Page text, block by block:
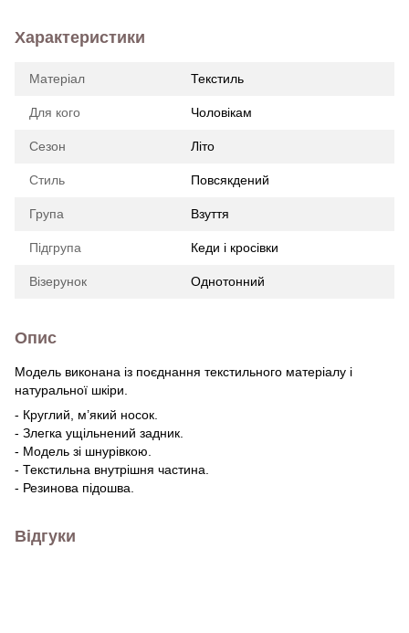
Характеристики
Матеріал Текстиль
Для кого Чоловікам
Сезон Літо
Стиль Повсякдений
Група Взуття
Підгрупа Кеди і кросівки
Візерунок Однотонний
Опис
Модель виконана із поєднання текстильного матеріалу і
натуральної шкіри.
- Круглий, м’який носок.
- Злегка ущільнений задник.
- Модель зі шнурівкою.
- Текстильна внутрішня частина.
- Резинова підошва.
Відгуки